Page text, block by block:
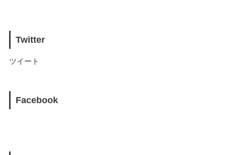
Twitter
ツイート
Facebook